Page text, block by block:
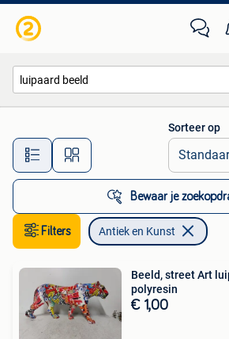
Alle afstanden…
Sorteer op
Bewaar je
Filters Antiek en Kunst
Beeld, street Art
polyresin
€ 1,00